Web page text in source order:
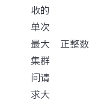
收的
单次
最大
集群
间请
求大
正整数